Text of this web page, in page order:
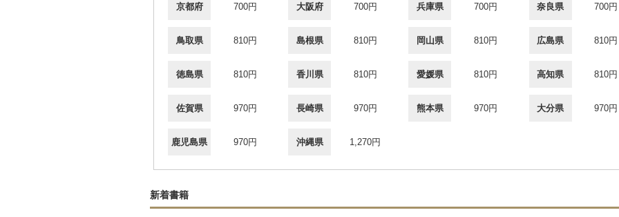
京都府 700円 大阪府 700円 兵庫県 700円 奈良県 700円
鳥取県 810円 島根県 810円 岡山県 810円 広島県 810円
徳島県 810円 香川県 810円 愛媛県 810円 高知県 810円
佐賀県 970円 長崎県 970円 熊本県 970円 大分県 970円
鹿児島県 970円 沖縄県 1,270円
新着書籍